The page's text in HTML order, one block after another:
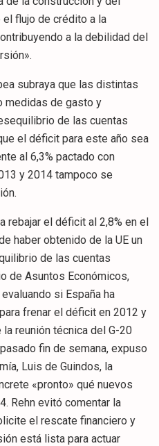
el flujo de crédito a la
a la debilidad del
subraya que las distintas
medidas de gasto y
de las cuentas
el déficit para este año sea
al 6,3% pactado con
y 2014 tampoco se
rebajar el déficit al 2,8% en el
haber obtenido de la UE un
de las cuentas
de Asuntos Económicos,
si España ha
frenar el déficit en 2012 y
reunión técnica del G-20
fin de semana, expuso
Luis de Guindos, la
«pronto» qué nuevos
Rehn evitó comentar la
el rescate financiero y
está lista para actuar